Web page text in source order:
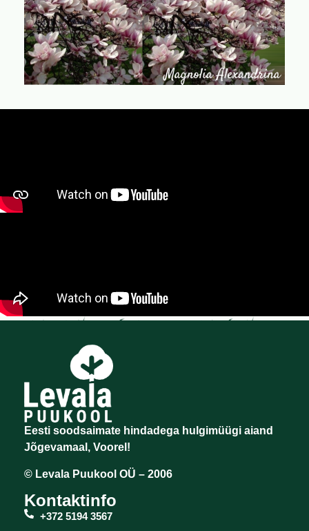
Eesti soodsaimate hindadega hulgimüügi aiand
Jõgevamaal, Voorel!
© Levala Puukool OÜ – 2006
Kontaktinfo
+372 5194 3567